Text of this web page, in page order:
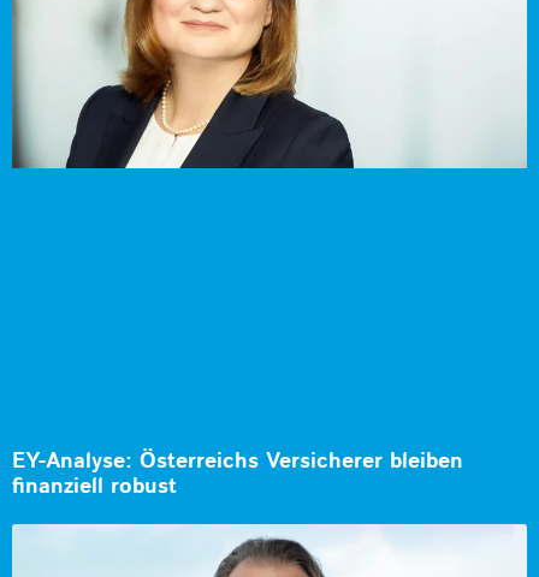
EY-Analyse: Österreichs Versicherer bleiben
finanziell robust